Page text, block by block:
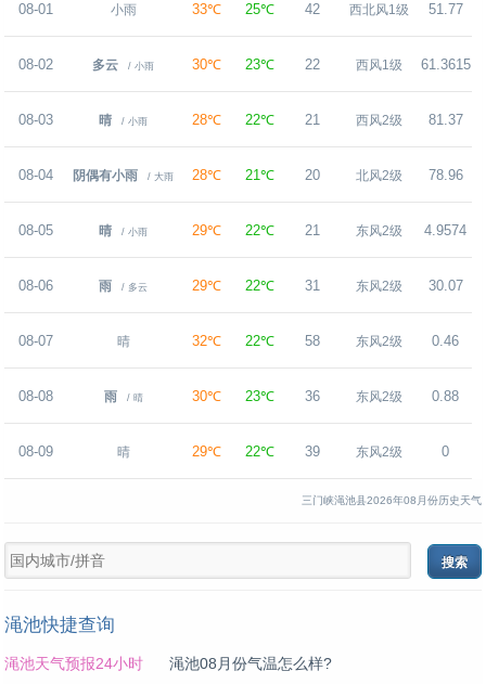
08-01 小雨 33℃ 25℃ 42 西北风1级 51.77
08-02 多云 / 小雨 30℃ 23℃ 22 西风1级 61.3615
08-03 晴 / 小雨 28℃ 22℃ 21 西风2级 81.37
08-04 阴偶有小雨 / 大雨 28℃ 21℃ 20 北风2级 78.96
08-05 晴 / 小雨 29℃ 22℃ 21 东风2级 4.9574
08-06 雨 / 多云 29℃ 22℃ 31 东风2级 30.07
08-07 晴 32℃ 22℃ 58 东风2级 0.46
08-08 雨 / 晴 30℃ 23℃ 36 东风2级 0.88
08-09 晴 29℃ 22℃ 39 东风2级 0
三门峡渑池县2026年08月份历史天气
渑池快捷查询
渑池天气预报24小时
渑池08月份气温怎么样?